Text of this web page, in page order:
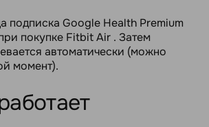
подписка Google Health Premium
покупке Fitbit Air . Затем
автоматически (можно
момент).